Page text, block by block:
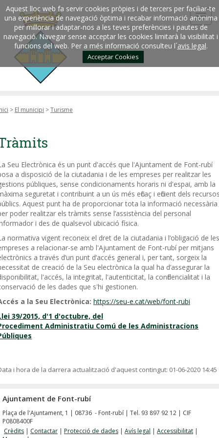
Aquest lloc web fa servir cookies pròpies i de tercers per faciliar-te
una experiència de navegació òptima i recabar informació anònima
per millorar i adaptar-nos a les teves preferències i pautes de
navegació. Navegar sense acceptar les cookies limitarà la visibilitat i
funcions del web. Per a més informació consulteu l´avis legal.
Acceptar Cookies
> El municipi >Turisme
Seu Electrònica és un punt d'accés que l'Ajuntament de Font-rubí
a disposició de la ciutadania i de les empreses per realitzar les
públiques, sense condicionaments horaris ni d'espai, amb la
seguretat i contribuint a un ús més eficaç i eficient dels
Aquest punt ha de proporcionar tota la informació necessària
poder realitzar els tràmits sense l’assistència del personal
i des de qualsevol ubicació física.
normativa vigent reconeix el dret de la ciutadania i l’obligació de les
a relacionar-se amb l'Ajuntament de Font-rubí per mitjans
a través d’un punt d’accés general i, per tant, sorgeix la
de creació de la Seu electrònica la qual ha d’assegurar la
l'accés, la integritat, l'autenticitat, la confidencialitat i la
de les dades que s'hi gestionen.
a la Seu Electrònica: https://seu-e.cat/web/font-rubi
39/2015, d'1 d'octubre, del
Administratiu Comú de les Administracions
i hora de la darrera actualització d'aquest contingut: 01-06-2020 14:45
Ajuntament de Font-rubí
Plaça de l'Ajuntament, 1 | 08736 - Font-rubí | Tel. 93 897 92 12 | CIF
P0808400F
Crèdits | Contactar | Protecció de dades | Avís legal | Accessibilitat |